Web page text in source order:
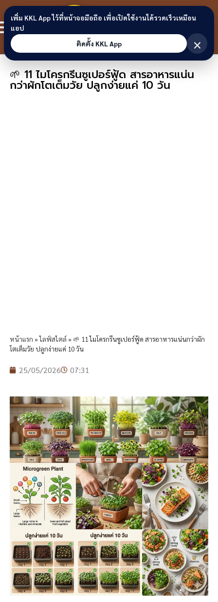
Skip to content
ขอนแก่น
ลิงก์
🌱 11 ไมโครกรีนซูเปอร์ฟู้ด สารอาหารแน่น
กว่าผักโตเต็มวัย ปลูกง่ายแค่ 10 วัน
หน้าแรก »ไลฟ์สไตล์»🌱 11 ไมโครกรีนซูเปอร์ฟู้ด สารอาหารแน่นกว่าผัก
โตเต็มวัย ปลูกง่ายแค่ 10 วัน
25/05/2026 07:31
เพิ่ม KKL App ไว้ที่หน้าจอมือถือ เพื่อเปิดใช้งานได้รวดเร็วเหมือน
แอป
ติดตั้ง KKL App
×